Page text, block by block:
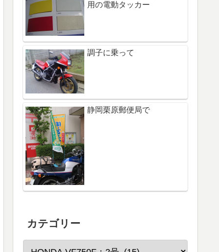
用の電動タッカー
調子に乗って
静岡栗原郵便局で
カテゴリー